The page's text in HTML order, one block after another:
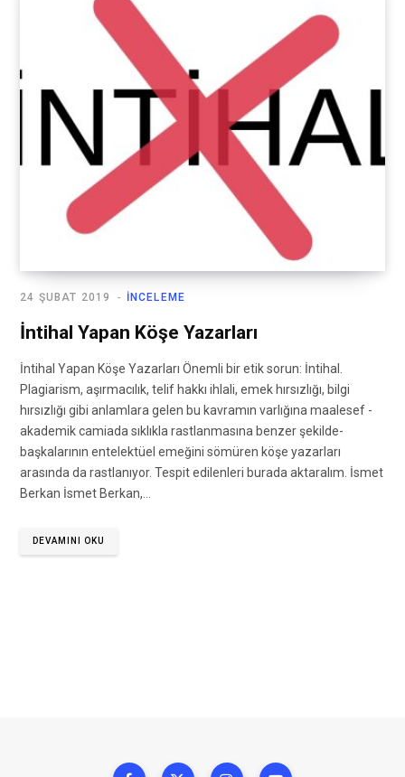
İNCELEME
24 ŞUBAT 2019
İntihal Yapan Köşe Yazarları
İntihal Yapan Köşe Yazarları Önemli bir etik sorun: İntihal.
Plagiarism, aşırmacılık, telif hakkı ihlali, emek hırsızlığı, bilgi
hırsızlığı gibi anlamlara gelen bu kavramın varlığına maalesef -
akademik camiada sıklıkla rastlanmasına benzer şekilde-
başkalarının entelektüel emeğini sömüren köşe yazarları
arasında da rastlanıyor. Tespit edilenleri burada aktaralım. İsmet
Berkan İsmet Berkan,…
DEVAMINI OKU